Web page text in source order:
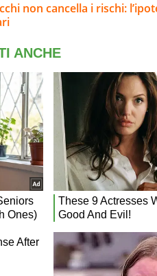
non cancella i rischi: